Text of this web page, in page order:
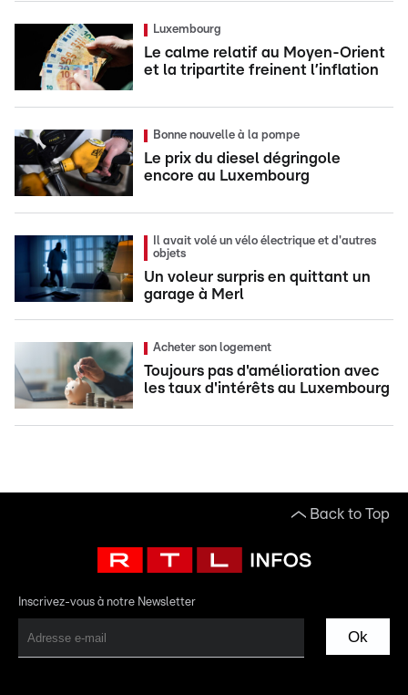
Luxembourg
Le calme relatif au Moyen-Orient
et la tripartite freinent l’inflation
Bonne nouvelle à la pompe
Le prix du diesel dégringole
encore au Luxembourg
Il avait volé un vélo électrique et d'autres
objets
Un voleur surpris en quittant un
garage à Merl
Acheter son logement
Toujours pas d'amélioration avec
les taux d'intérêts au Luxembourg
Back to Top
Inscrivez-vous à notre Newsletter
Ok